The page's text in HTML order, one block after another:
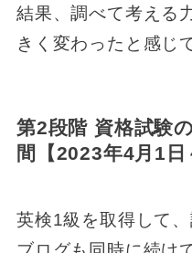
結果、調べて考える
きく変わったと感じ
第2段階 資格試験
間【2023年4月1日
英検1級を取得して